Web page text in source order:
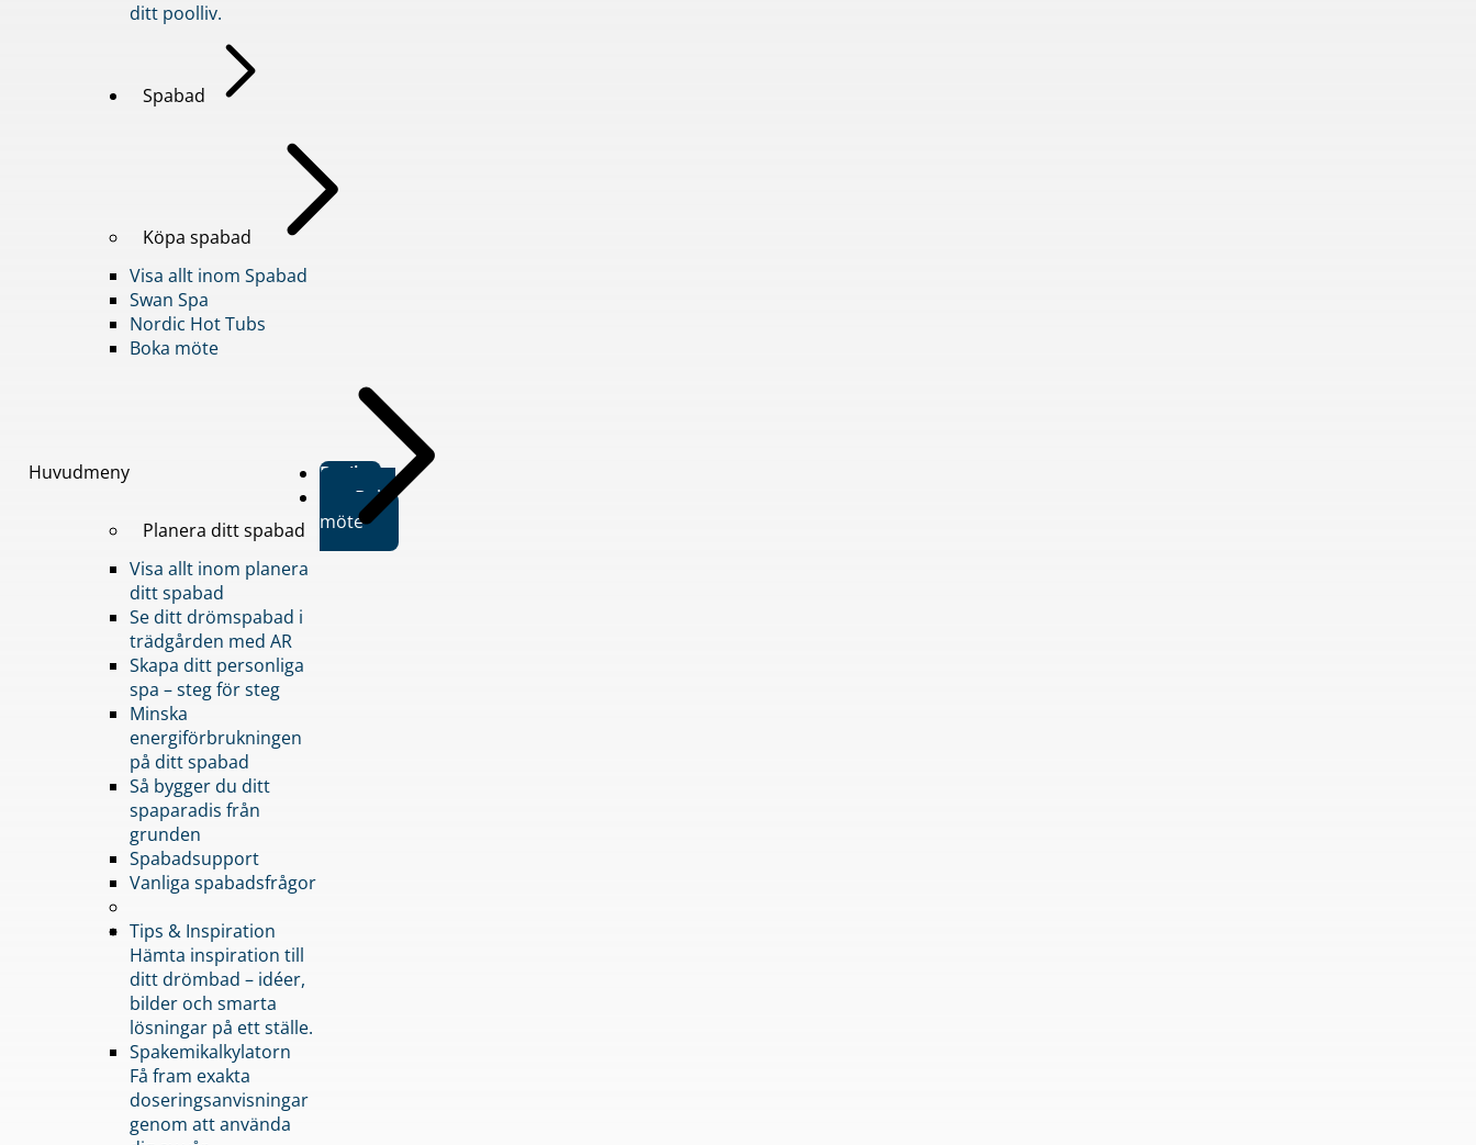
Huvudmeny
ditt poolliv.
Spabad
Köpa spabad
Visa allt inom Spabad
Swan Spa
Nordic Hot Tubs
Boka möte
Planera ditt spabad
Visa allt inom planera
ditt spabad
Se ditt drömspabad i
trädgården med AR
Skapa ditt personliga
spa – steg för steg
Minska
energiförbrukningen
på ditt spabad
Så bygger du ditt
spaparadis från
grunden
Spabadsupport
Vanliga spabadsfrågor
Tips & Inspiration
Hämta inspiration till
ditt drömbad – idéer,
bilder och smarta
lösningar på ett ställe.
Spakemikalkylatorn
Få fram exakta
doseringsanvisningar
genom att använda
Butiker
Boka
möte